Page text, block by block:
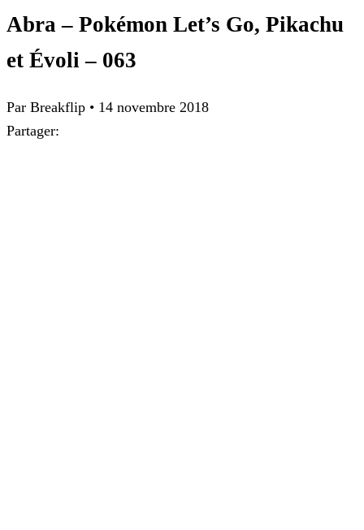
Abra – Pokémon Let’s Go, Pikachu
et Évoli – 063
Par Breakflip • 14 novembre 2018
Partager: